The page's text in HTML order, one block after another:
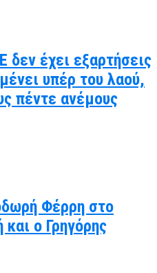
δεν έχει εξαρτήσεις
υπέρ του λαού,
πέντε ανέμους
Φέρρη στο
ο Γρηγόρης